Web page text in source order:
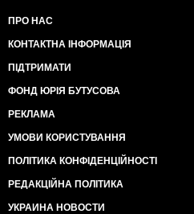
ПРО НАС
КОНТАКТНА ІНФОРМАЦІЯ
ПІДТРИМАТИ
ФОНД ЮРІЯ БУТУСОВА
РЕКЛАМА
УМОВИ КОРИСТУВАННЯ
ПОЛІТИКА КОНФІДЕНЦІЙНОСТІ
РЕДАКЦІЙНА ПОЛІТИКА
УКРАИНА НОВОСТИ